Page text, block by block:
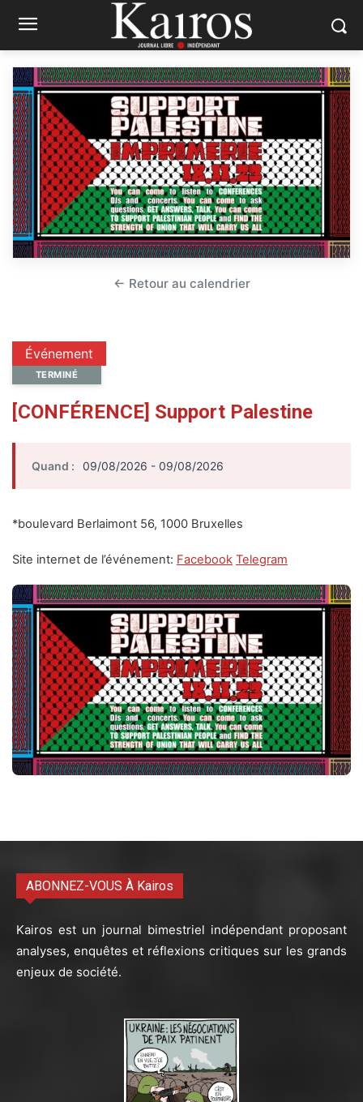
Événement
TERMINÉ
[CONFÉRENCE] Support Palestine
Quand : 09/08/2026 - 09/08/2026
*boulevard Berlaimont 56, 1000 Bruxelles
Site internet de l’événement: Facebook Telegram
← Retour au calendrier
ABONNEZ-VOUS À Kairos
Kairos est un journal bimestriel indépendant proposant
analyses, enquêtes et réflexions critiques sur les grands
enjeux de société.